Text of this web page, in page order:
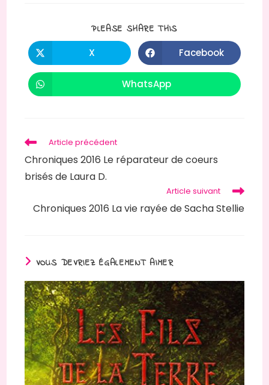
PLEASE SHARE THISPARTAGER
Ouvrir
dans
une
X Ouvrir
dans
une
Facebook
Ouvrir
dans
WhatsApp
Read
more
articles
Article précédent
Chroniques 2016 Le réparateur de coeurs
brisés de Laura D.
Article suivant
Chroniques 2016 La vie rayée de Sacha Stellie
VOUS DEVRIEZ ÉGALEMENT AIMER